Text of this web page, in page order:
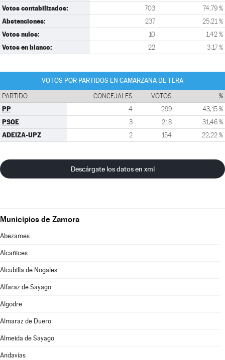
Votos contabilizados: 703 74,79 %
Abstenciones: 237 25,21 %
Votos nulos: 10 1,42 %
Votos en blanco: 22 3,17 %
VOTOS POR PARTIDOS EN CAMARZANA DE TERA
PARTIDO CONCEJALES VOTOS %
PP 4 299 43,15 %
PSOE 3 218 31,46 %
ADEIZA-UPZ 2 154 22,22 %
Descárgate los datos en xml
Municipios de Zamora
Abezames
Alcañices
Alcubilla de Nogales
Alfaraz de Sayago
Algodre
Almaraz de Duero
Almeida de Sayago
Andavías